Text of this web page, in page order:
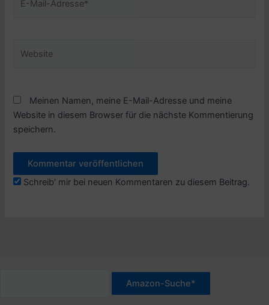
Meinen Namen, meine E-Mail-Adresse und meine
Website in diesem Browser für die nächste Kommentierung
speichern.
Schreib' mir bei neuen Kommentaren zu diesem Beitrag.